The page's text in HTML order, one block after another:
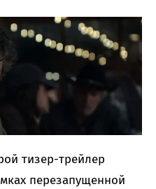
тизер-трейлер
перезапущенной